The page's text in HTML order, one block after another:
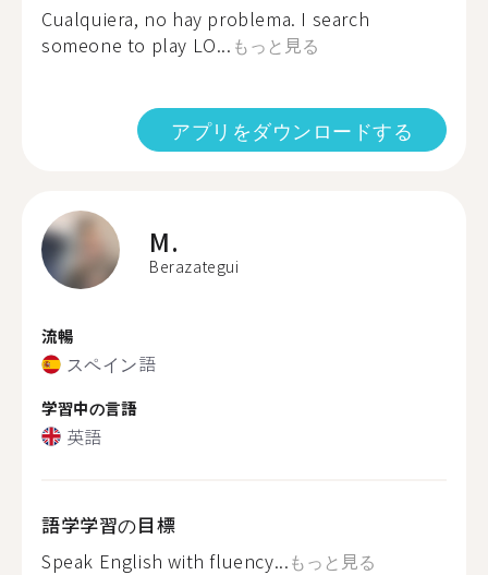
Cualquiera, no hay problema. I search
someone to play LO... もっと見る
アプリをダウンロードする
M.
Berazategui
流暢
スペイン語
学習中の言語
英語
語学学習の目標
Speak English with fluency...もっと見る